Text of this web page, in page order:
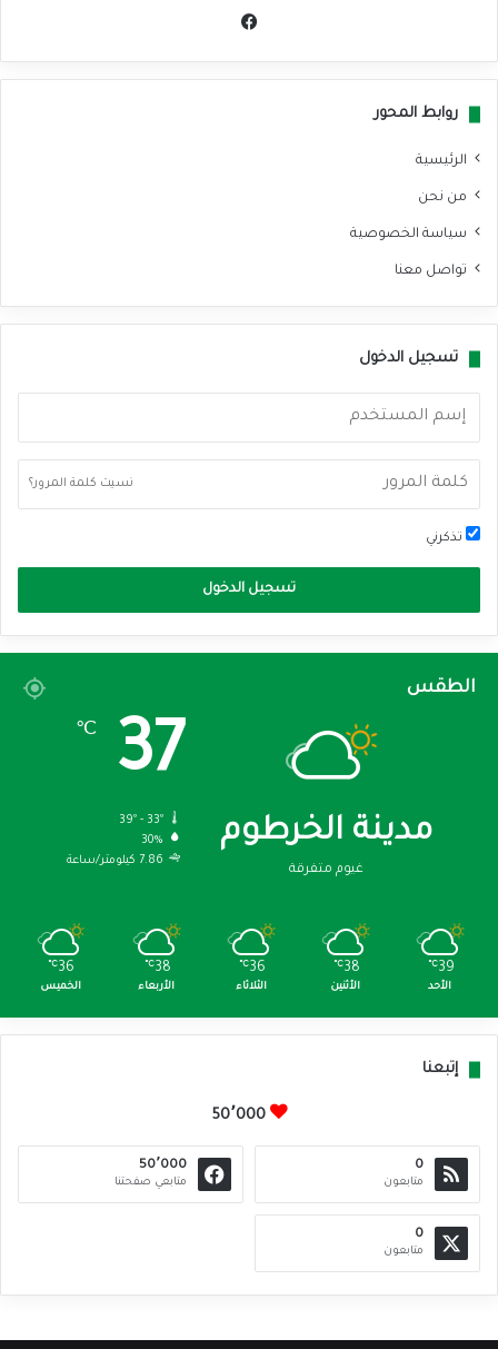
روابط المحور
الرئيسية
من نحن
سياسة الخصوصية
تواصل معنا
تسجيل الدخول
نسيت كلمة المرور؟
تذكرني
تسجيل الدخول
الطقس
مدينة الخرطوم
غيوم متفرقة
37
℃
39º - 33º
30%
7.86 كيلومتر/ساعة
39
℃
الأحد
38
℃
الأثنين
36
℃
الثلاثاء
38
℃
الأربعاء
36
℃
الخميس
إتبعنا
50٬000
0
متابعون
50٬000
متابعي صفحتنا
0
متابعون